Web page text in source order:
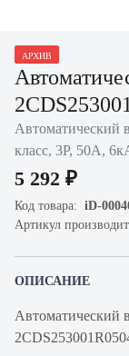
АРХИВ
Автоматический
класс, 3P, 50А,
5 292 ₽
Код товара: iD-
Артикул
ОПИСАНИЕ
Автоматический